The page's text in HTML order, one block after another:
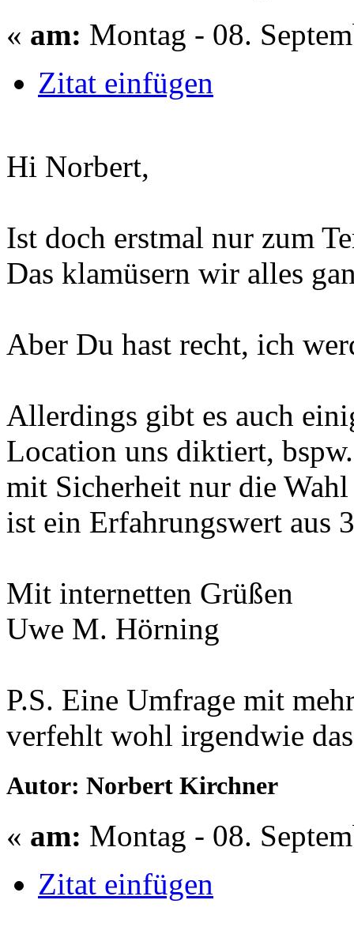
« am: Montag - 08.
Zitat einfügen
Hi Norbert,
Ist doch erstmal nur zum
Das klamüsern wir alles
Aber Du hast recht, ich
Allerdings gibt es auch
Location uns diktiert,
mit Sicherheit nur die
ist ein Erfahrungswert aus
Mit internetten Grüßen
Uwe M. Hörning
P.S. Eine Umfrage mit
verfehlt wohl irgendwie
Autor: Norbert Kirchner
« am: Montag - 08.
Zitat einfügen